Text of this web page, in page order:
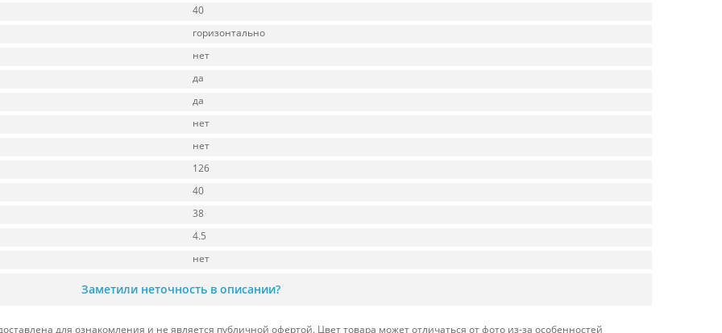
40
горизонтально
нет
да
да
нет
нет
126
40
38
4.5
нет
Заметили неточность в описании?
для ознакомления и не является публичной офертой. Цвет товара может отличаться от фото из-за особенностей